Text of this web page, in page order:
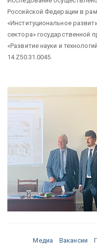
Российской Федерации в
«Институциональное
сектора» государственной
«Развитие науки и
14.Z50.31.0045.
Медиа Вакансии